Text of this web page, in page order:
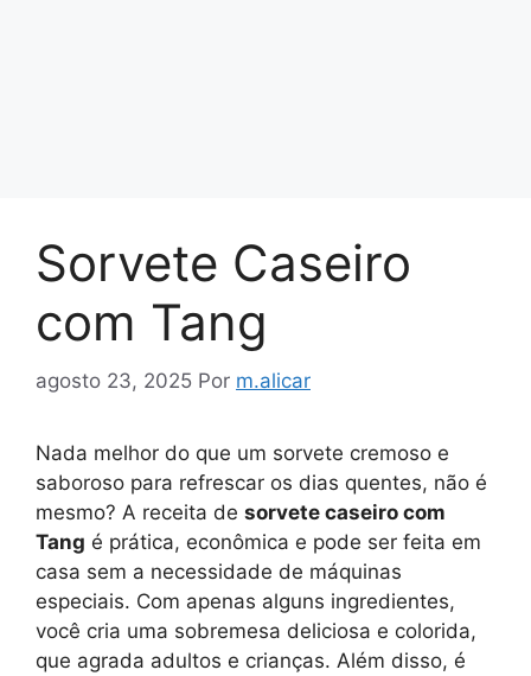
Sorvete Caseiro
com Tang
agosto 23, 2025 Por m.alicar
Nada melhor do que um sorvete cremoso e
saboroso para refrescar os dias quentes, não é
mesmo? A receita de sorvete caseiro com
Tang é prática, econômica e pode ser feita em
casa sem a necessidade de máquinas
especiais. Com apenas alguns ingredientes,
você cria uma sobremesa deliciosa e colorida,
que agrada adultos e crianças. Além disso, é